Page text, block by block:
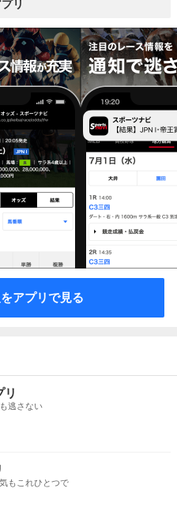
リ
アプリで見る
リ
逃さない
もこれひとつで